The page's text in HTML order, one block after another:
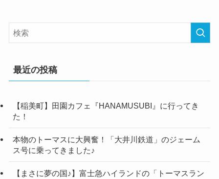
最近の投稿
【稲美町】田園カフェ『HANAMUSUBI』に行ってき
た！
本物のトーマスに大興奮！「大井川鉄道」のジェーム
ス号に乗ってきました♪
【まさに夢の国♪】富士急ハイランドの「トーマスラン